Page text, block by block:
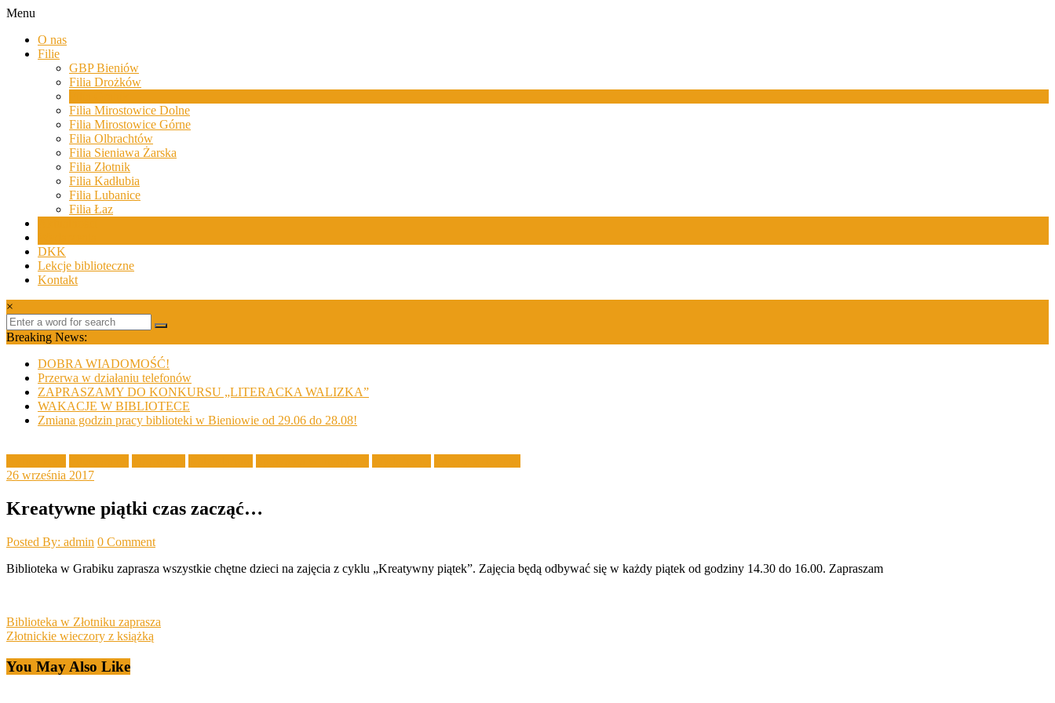
Skip
content
Gminy
mieszczący
Powiecie
Żarskim.
Menu
O nas
Filie
GBP Bieniów
Filia Drożków
Filia Mirostowice Dolne
Filia Mirostowice Górne
Filia Olbrachtów
Filia Sieniawa Żarska
Filia Złotnik
Filia Kadłubia
Filia Lubanice
Filia Łaz
DKK
Lekcje biblioteczne
Kontakt
×
Breaking News:
DOBRA WIADOMOŚĆ!
Przerwa w działaniu telefonów
ZAPRASZAMY DO KONKURSU „LITERACKA WALIZKA”
WAKACJE W BIBLIOTECE
Zmiana godzin pracy biblioteki w Bieniowie od 29.06 do 28.08!
26 września 2017
Kreatywne piątki czas zacząć…
Posted By: admin 0 Comment
Biblioteka w Grabiku zaprasza wszystkie chętne dzieci na zajęcia z cyklu „Kreatywny piątek”. Zajęcia będą odbywać się w każdy piątek od godziny 14.30 do 16.00. Zapraszam
Post
navigation
Biblioteka w Złotniku zaprasza
Złotnickie wieczory z książką
You May Also Like